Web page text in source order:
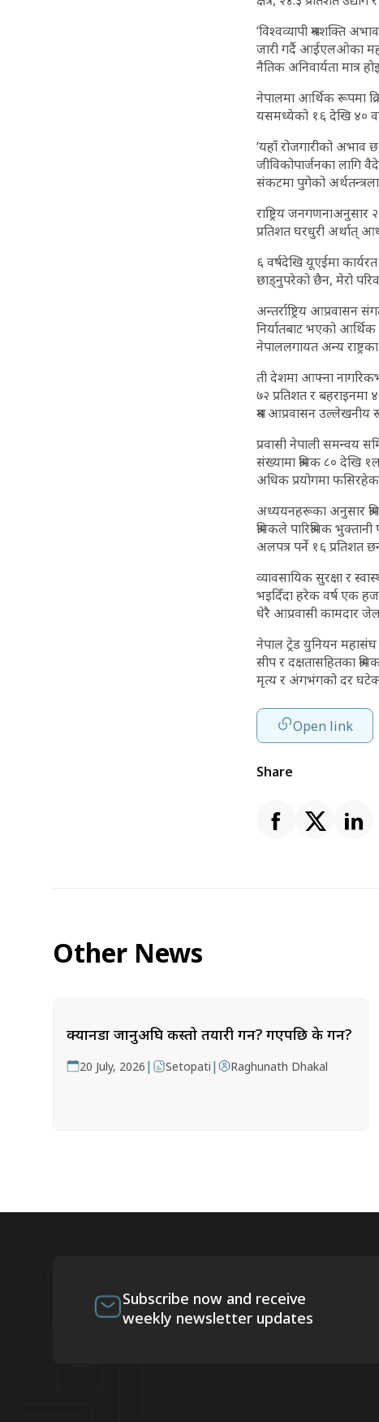
‘विश्वव्यापी श्रमशक्ति
जारी गर्दै आईएलओका
नैतिक अनिवार्यता मात्र
नेपालमा आर्थिक रूपमा
यसमध्येको १६ देखि ४०
‘यहाँ रोजगारीको अभाव
जीविकोपार्जनका लागि
संकटमा पुगेको
राष्ट्रिय जनगणनाअनुसार
प्रतिशत घरधुरी अर्थात्
६ वर्षदेखि यूएईमा
छाड्नुपरेको छैन, मेरो
अन्तर्राष्ट्रिय
निर्यातबाट भएको आर्थिक
नेपाललगायत अन्य
ती देशमा आफ्ना
७२ प्रतिशत र
श्रम आप्रवासन उल्लेखनीय
प्रवासी नेपाली समन्वय
संख्यामा श्रमिक ८० देखि
अधिक प्रयोगमा
अध्ययनहरूका अनुसार
श्रमिकले पारिश्रमिक
अलपत्र पर्ने १६ प्रतिशत
व्यावसायिक सुरक्षा र
भइदिँदा हरेक वर्ष एक
धेरै आप्रवासी कामदार
नेपाल ट्रेड युनियन महासंघ
सीप र दक्षतासहितका
मृत्य र अंगभंगको दर
Open link
Share
Other News
क्यानडा जानुअघि कस्तो तयारी गर्ने? गएपछि के गर्ने?
20 July, 2026 | Setopati | Raghunath Dhakal
Subscribe now and receive
weekly newsletter updates